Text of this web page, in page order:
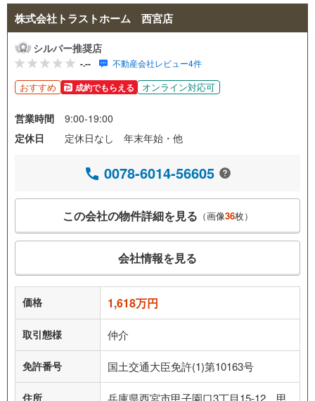
株式会社トラストホーム 西宮店
シルバー推奨店
-.-- 不動産会社レビュー4件
おすすめ 成約でもらえる オンライン対応可
営業時間
9:00-19:00
定休日
定休日なし 年末年始・他
0078-6014-56605
この会社の物件詳細を見る （画像36枚）
会社情報を見る
価格 1,618万円
取引態様 仲介
免許番号 国土交通大臣免許(1)第10163号
住所 兵庫県西宮市甲子園口3丁目15-12 甲